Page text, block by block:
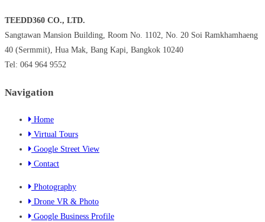
TEEDD360 CO., LTD.
Sangtawan Mansion Building, Room No. 1102, No. 20 Soi Ramkhamhaeng
40 (Sermmit), Hua Mak, Bang Kapi, Bangkok 10240
Tel: 064 964 9552
Navigation
Home
Virtual Tours
Google Street View
Contact
Photography
Drone VR & Photo
Google Business Profile